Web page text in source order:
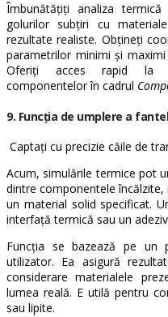
Îmbunătățiți analiza
golurilor subțiri cu
rezultate realiste. Obțineți
parametrilor minimi și
Oferiți acces rapid la
componentelor în cadrul
9. Funcția de umplere a
Captați cu precizie căile de
Acum, simulările termice pot
dintre componentele
un material solid specificat.
interfață termică sau un
Funcția se bazează pe un
utilizator. Ea asigură
considerare materialele
lumea reală. E utilă pentru
sau lipite.